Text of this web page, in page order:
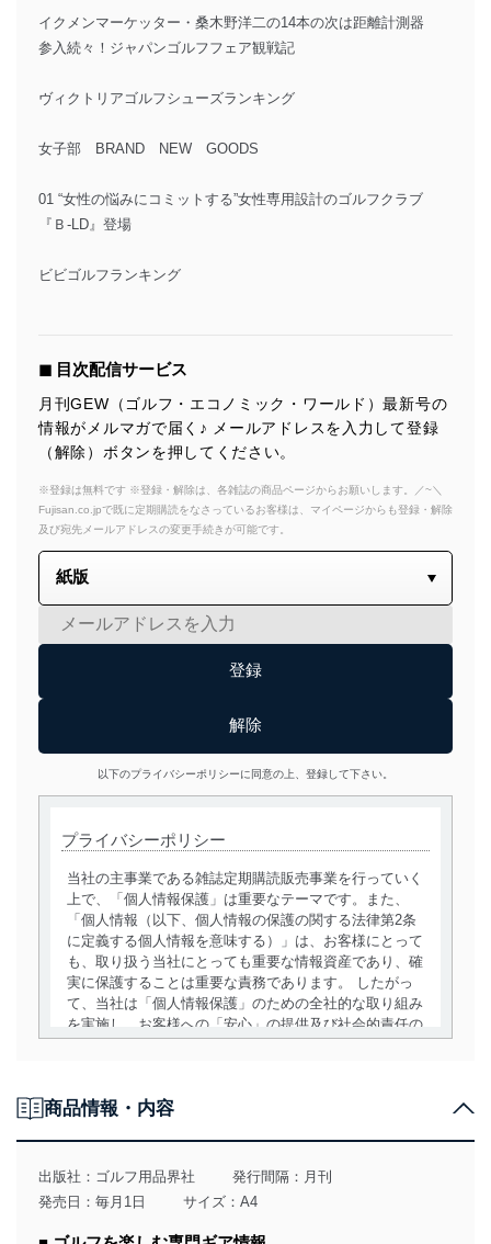
イクメンマーケッター・桑木野洋二の14本の次は距離計測器
参入続々！ジャパンゴルフフェア観戦記
ヴィクトリアゴルフシューズランキング
女子部 BRAND NEW GOODS
01 “女性の悩みにコミットする”女性専用設計のゴルフクラブ
『Ｂ-LD』登場
ビビゴルフランキング
◼︎ 目次配信サービス
月刊GEW（ゴルフ・エコノミック・ワールド）最新号の
情報がメルマガで届く♪ メールアドレスを入力して登録
（解除）ボタンを押してください。
※登録は無料です ※登録・解除は、各雑誌の商品ページからお願いします。／~＼
Fujisan.co.jpで既に定期購読をなさっているお客様は、マイページからも登録・解除
及び宛先メールアドレスの変更手続きが可能です。
以下のプライバシーポリシーに同意の上、登録して下さい。
プライバシーポリシー
当社の主事業である雑誌定期購読販売事業を行っていく
上で、「個人情報保護」は重要なテーマです。また、
「個人情報（以下、個人情報の保護の関する法律第2条
に定義する個人情報を意味する）」は、お客様にとって
も、取り扱う当社にとっても重要な情報資産であり、確
実に保護することは重要な責務であります。 したがっ
て、当社は「個人情報保護」のための全社的な取り組み
を実施し、お客様への「安心」の提供及び社会的責任の
用目的を明確にし、本人の同意を得たうえで利用目的の
達成に必要な範囲内で適法かつ公正な手段によって取
得・利用・提供を行います。また、当社が保有している
個人情報は、同意を得ずに目的外利用、第三者への提
商品情報・内容
出版社： ゴルフ用品界社
発行間隔：月刊
発売日：毎月1日
サイズ：A4